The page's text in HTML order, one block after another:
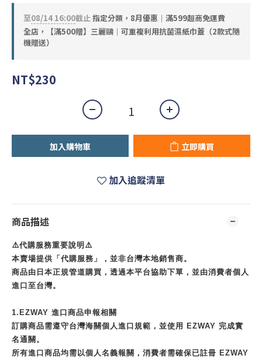
至08/14 16:00截止指定分類，8月優惠｜滿599超商免運費
全店，【滿500贈】三麗鷗｜可重複利用抗菌濕紙巾蓋（2款式隨
機贈送）
NT$230
加入購物車 立即購買
加入追蹤清單
商品描述
⚠️代購服務重要說明⚠️
本賣場提供「代購服務」，並非台灣本地銷售商。
商品由日本正規管道購買，透過本平台協助下單，並由消費者個人
進口至台灣。
1.EZWAY 進口商品申報相關
訂購商品需遵守台灣海關個人進口規範，並使用 EZWAY 完成實
名通關。
所有進口商品均需以個人名義報關，消費者需確保已註冊 EZWAY